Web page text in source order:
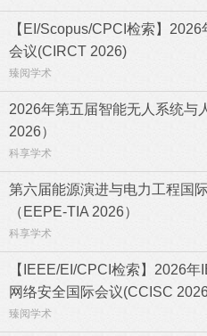
【EI/Scopus/CPCI检索】
会议(CIRCT 2026)
臻阅学术
2026年第五届智能无人系统与
2026）
科享学术
第六届能源演进与电力工程国
（EEPE-TIA 2026）
科享学术
【IEEE/EI/CPCI检索】2026
网络安全国际会议(CCISC
臻阅学术